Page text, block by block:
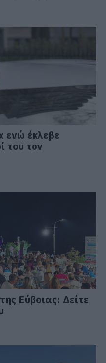
ενώ έκλεβε
του τον
Εύβοιας: Δείτε